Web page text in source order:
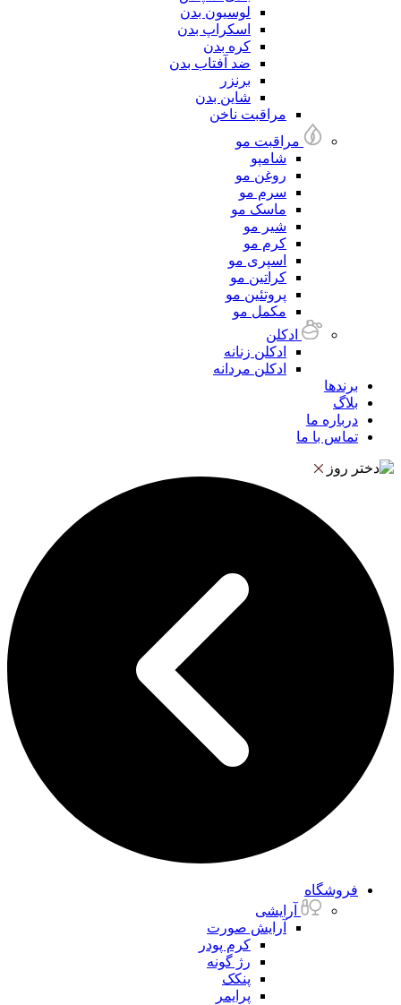
لوسیون بدن
اسکراپ بدن
کره بدن
ضد آفتاب بدن
برنزر
شاین بدن
مراقبت ناخن
مراقبت مو
شامپو
روغن مو
سرم مو
ماسک مو
شیر مو
کرم مو
اسپری مو
کراتین مو
پروتئین مو
مکمل مو
ادکلن
ادکلن زنانه
ادکلن مردانه
برندها
بلاگ
درباره ما
تماس با ما
فروشگاه
آرایشی
آرایش صورت
کرم پودر
رژ گونه
پنکک
پرایمر